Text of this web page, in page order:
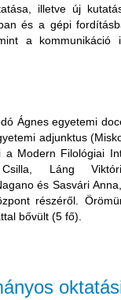
illetve új
és a gépi
a kommunikáció
Ágnes egyetemi
adjunktus
Modern Filológiai
Láng
és Sasvári
részéről.
bővült (5 fő).